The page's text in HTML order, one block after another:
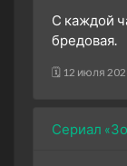
С каждой
бредовая.
🗓 12 июля
Сериал